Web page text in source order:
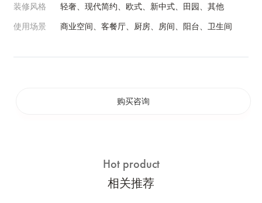
装修风格 轻奢、现代简约、欧式、新中式、田园、其他
使用场景 商业空间、客餐厅、厨房、房间、阳台、卫生间
购买咨询
Hot product
相关推荐